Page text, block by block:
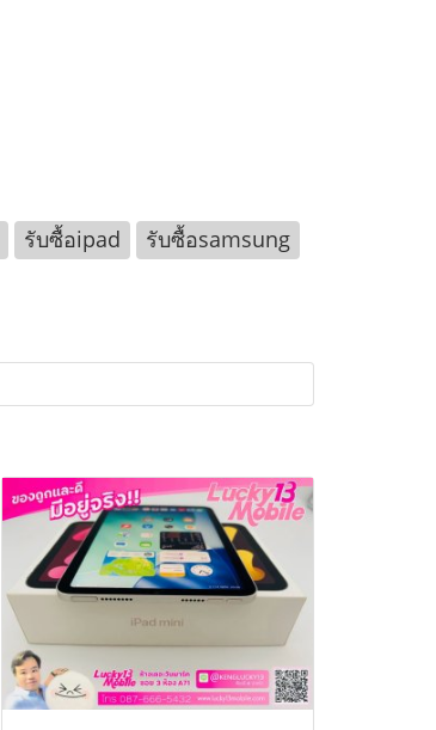
รับซื้อipad
รับซื้อsamsung